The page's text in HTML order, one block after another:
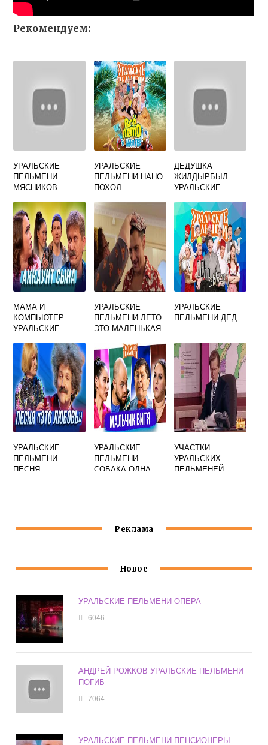
Рекомендуем:
УРАЛЬСКИЕ
ПЕЛЬМЕНИ
МЯСНИКОВ
УРАЛЬСКИЕ
ПЕЛЬМЕНИ НАНО
ПОХОД
ДЕДУШКА
ЖИЛДЫРБЫЛ
УРАЛЬСКИЕ
МАМА И
КОМПЬЮТЕР
УРАЛЬСКИЕ
УРАЛЬСКИЕ
ПЕЛЬМЕНИ ЛЕТО
ЭТО МАЛЕНЬКАЯ
УРАЛЬСКИЕ
ПЕЛЬМЕНИ ДЕД
УРАЛЬСКИЕ
ПЕЛЬМЕНИ
ПЕСНЯ
УРАЛЬСКИЕ
ПЕЛЬМЕНИ
СОБАКА ОДНА
УЧАСТКИ
УРАЛЬСКИХ
ПЕЛЬМЕНЕЙ
Реклама
Новое
УРАЛЬСКИЕ ПЕЛЬМЕНИ ОПЕРА
6046
АНДРЕЙ РОЖКОВ УРАЛЬСКИЕ ПЕЛЬМЕНИ
ПОГИБ
7064
УРАЛЬСКИЕ ПЕЛЬМЕНИ ПЕНСИОНЕРЫ